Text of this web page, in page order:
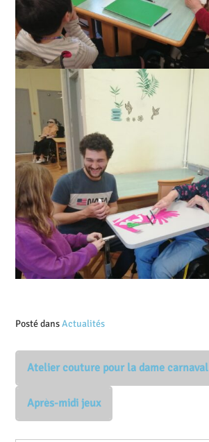
Posté dansActualités
Atelier couture pour la dame carnaval
Après-midi jeux